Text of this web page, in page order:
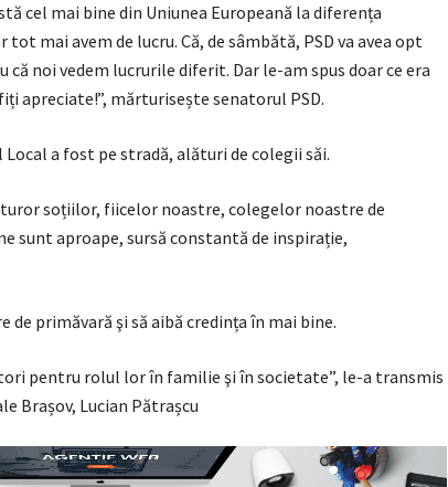
cel mai bine din Uniunea Europeană la diferența
mai avem de lucru. Că, de sâmbătă, PSD va avea opt
noi vedem lucrurile diferit. Dar le-am spus doar ce era
apreciate!”, mărturisește senatorul PSD.
a fost pe stradă, alături de colegii săi.
soțiilor, fiicelor noastre, colegelor noastre de
sunt aproape, sursă constantă de inspirație,
de primăvară şi să aibă credința în mai bine.
pentru rolul lor în familie şi în societate”, le-a transmis
Brașov, Lucian Pătrașcu